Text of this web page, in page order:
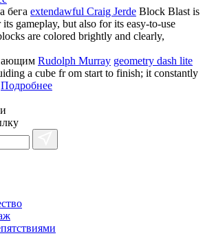
бега extendawful Craig Jerde Block Blast is
gameplay, but also for its easy-to-use
are colored brightly and clearly,
Rudolph Murray geometry dash lite
a cube fr om start to finish; it constantly
Подробнее